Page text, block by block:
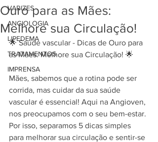
VARIZES
ANGIOLOGIA
LIPEDEMA
TRATAMENTOS
IMPRENSA
Ouro para as Mães:
Melhore sua Circulação!
🌟 Saúde vascular - Dicas de Ouro para
as Mães: Melhore sua Circulação! 🌟
Mães, sabemos que a rotina pode ser
corrida, mas cuidar da sua saúde
vascular é essencial! Aqui na Angioven,
nos preocupamos com o seu bem-estar.
Por isso, separamos 5 dicas simples
para melhorar sua circulação e sentir-se